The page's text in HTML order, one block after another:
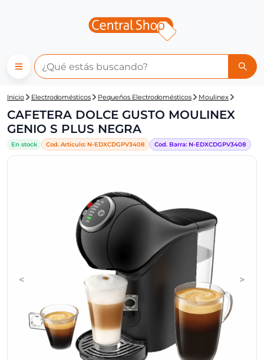
Central Shop: CAFETERA
Inicio Electrodomésticos Pequeños Electrodomésticos Moulinex
CAFETERA DOLCE GUSTO MOULINEX
GENIO S PLUS NEGRA
En stock Cod. Articulo: N-EDXCDGPV3408 Cod. Barra: N-EDXCDGPV3408
< >